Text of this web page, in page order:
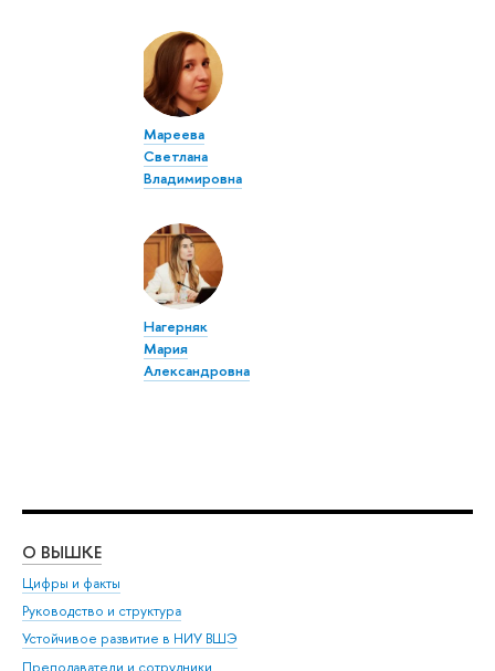
Мареева
Светлана
Владимировна
Нагерняк
Мария
Александровна
О ВЫШКЕ
Цифры и факты
Руководство и структура
Устойчивое развитие в НИУ ВШЭ
Преподаватели и сотрудники